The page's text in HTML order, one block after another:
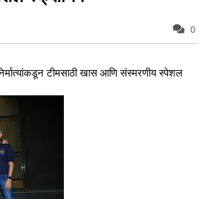
0
टीमसाठी खास आणि संस्मरणीय स्पेशल